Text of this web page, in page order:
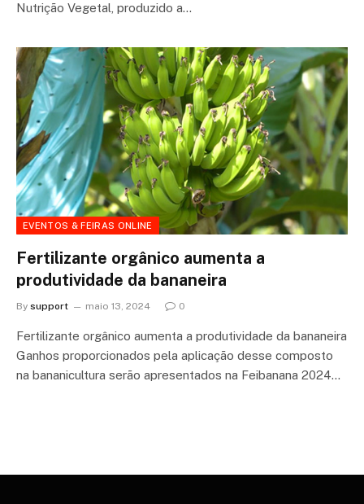
Nutrição Vegetal, produzido a…
EVENTOS & FEIRAS ONLINE
Fertilizante orgânico aumenta a
produtividade da bananeira
By support maio 13, 2024 0
Fertilizante orgânico aumenta a produtividade da bananeira
Ganhos proporcionados pela aplicação desse composto
na bananicultura serão apresentados na Feibanana 2024…